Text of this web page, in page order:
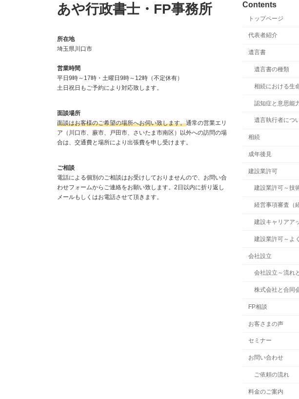
あや行政書士・FP事務所
所在地
埼玉県川口市
営業時間
平日9時～17時・土曜日9時～12時（不定休有）
土日祝日もご予約により対応致します。
面談場所
面談はお客様のご希望の場所へお伺い致します。通常の営業エリ
ア（川口市、蕨市、戸田市、さいたま市南区）以外への訪問の場
合は、交通費と場所により出張費を申し受けます。
ご相談
電話による個別のご相談はお受けしておりませんので、お問い合
わせフォームからご連絡をお願い致します。2日以内に折り返し
メールもしくはお電話させて頂きます。
Contents
トップページ
代表者紹介
遺言書
遺言書の種類
相続における生
認知症と意思能
遺言執行者につ
相続
成年後見
建設業許可
建設業許可～技
経営事項審査（
建設キャリアア
建設業許可～よ
会社設立
会社設立～流れ
株式会社と合同
FP相談
お客さまの声
セミナー
お問い合わせ
ご依頼の流れ
料金のご案内